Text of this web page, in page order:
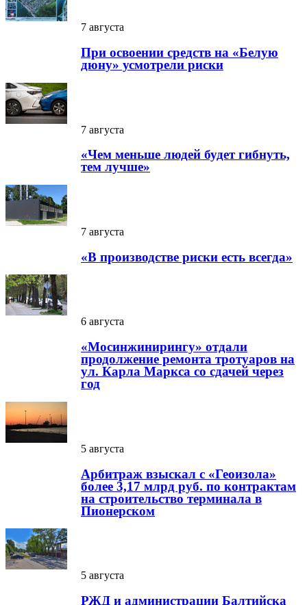
7 августа
При освоении средств на «Белую
дюну» усмотрели риски
7 августа
«Чем меньше людей будет гибнуть,
тем лучше»
7 августа
«В производстве риски есть всегда»
6 августа
«Мосинжинирингу» отдали
продолжение ремонта тротуаров на
ул. Карла Маркса со сдачей через
год
5 августа
Арбитраж взыскал с «Геоизола»
более 3,17 млрд руб. по контрактам
на строительство терминала в
Пионерском
5 августа
РЖД и администрации Балтийска